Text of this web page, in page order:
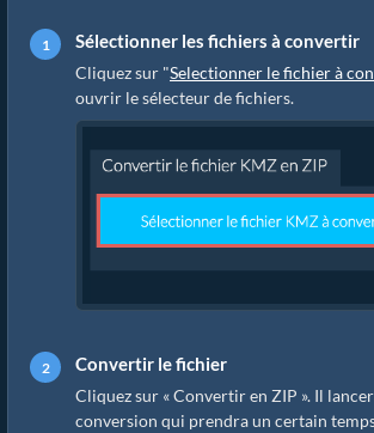
Sélectionner les fichiers à convertir
Cliquez sur "Selectionner le fichier à
ouvrir le sélecteur de fichiers.
Convertir le fichier
Cliquez sur « Convertir en ZIP ». Il
conversion qui prendra un certain